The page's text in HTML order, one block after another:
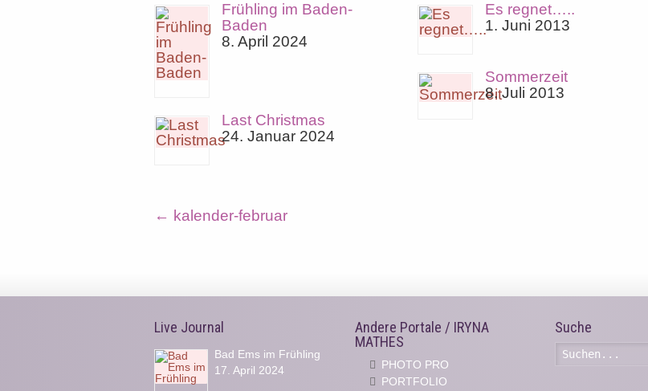
Frühling im Baden-
Baden
8. April 2024
Last Christmas
24. Januar 2024
Es regnet…..
1. Juni 2013
Sommerzeit
8. Juli 2013
← kalender-februar
Live Journal
Bad Ems im Frühling
17. April 2024
Andere Portale / IRYNA
MATHES
PHOTO PRO
PORTFOLIO
Suche